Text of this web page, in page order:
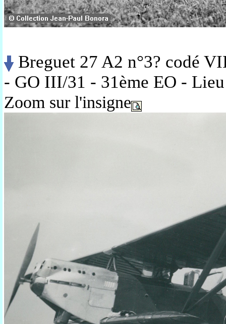
Breguet 27 A2 n°3? codé
- GO III/31 - 31ème EO -
Zoom sur l'insigne